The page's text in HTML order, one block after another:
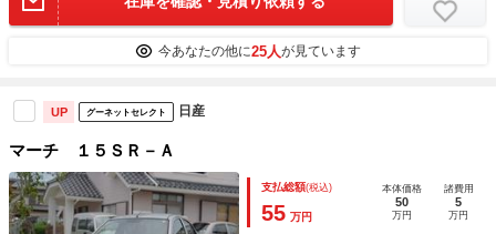
今あなたの他に25人が見ています
UP グーネットセレクト 日産
マーチ １５ＳＲ－Ａ
支払総額(税込)
55 万円
本体価格
50
万円
諸費用
5
万円